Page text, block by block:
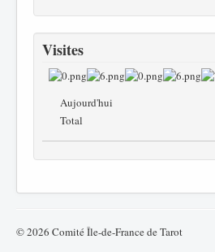
Visites
Aujourd'hui
Total
© 2026 Comité Île-de-France de Tarot